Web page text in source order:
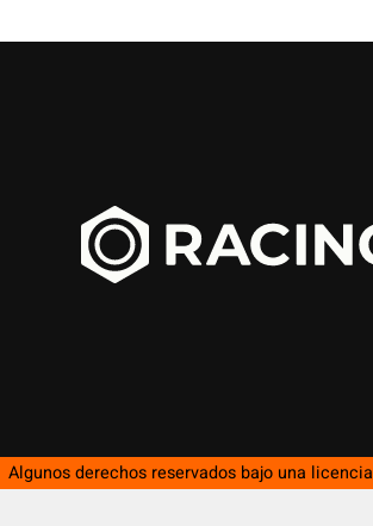
Algunos derechos reservados bajo una licencia